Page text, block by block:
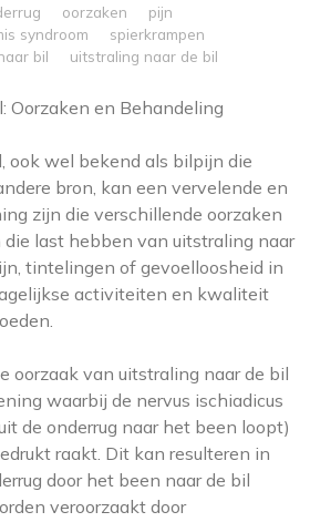
oorzaken
pijn
syndroom
spierkrampen
bil uitstraling naar de bil
Oorzaken en Behandeling
ook wel bekend als bilpijn die
bron, kan een vervelende en
zijn die verschillende oorzaken
last hebben van uitstraling naar
tintelingen of gevoelloosheid in
activiteiten en kwaliteit
oorzaak van uitstraling naar de bil
waarbij de nervus ischiadicus
de onderrug naar het been loopt)
raakt. Dit kan resulteren in
door het been naar de bil
veroorzaakt door